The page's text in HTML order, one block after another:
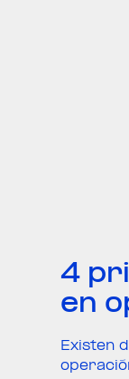
4
en
Existen